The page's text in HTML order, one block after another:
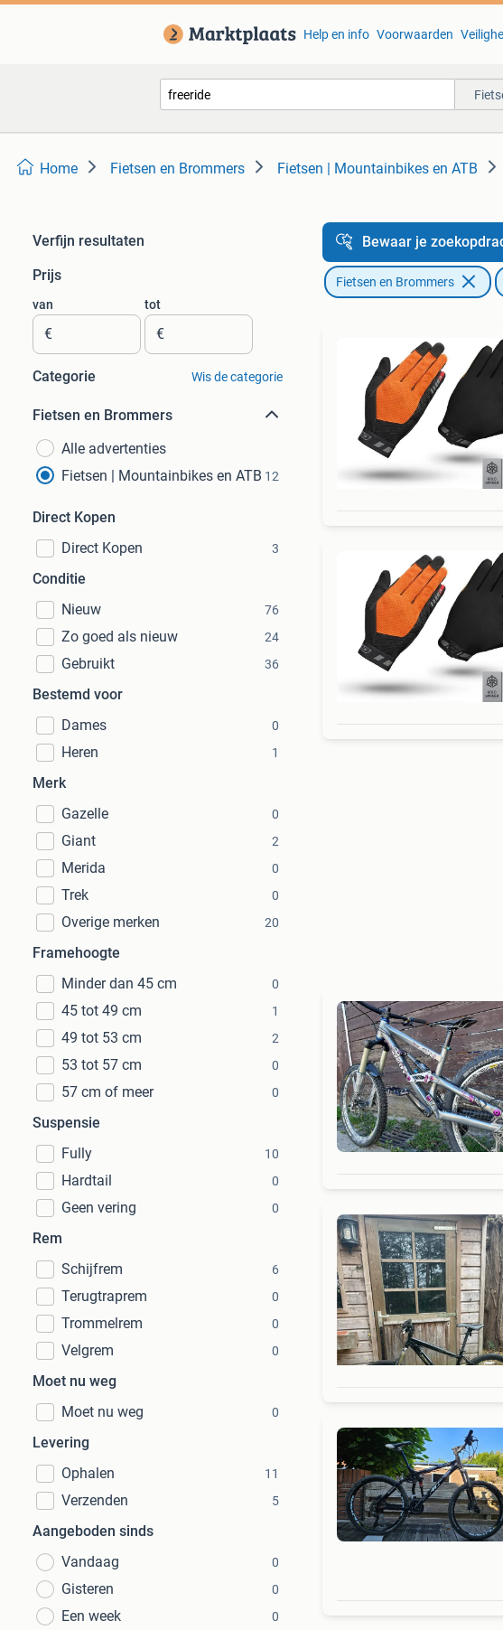
Help en info Voorwaarden
Home Fietsen en Brommers Fietsen | Mountainbikes en ATB
Verfijn resultaten
Prijs
van
€
tot
€
Categorie Wis de categorie
Fietsen en Brommers
Alle advertenties
Fietsen | Mountainbikes en ATB 12
Direct Kopen
Direct Kopen
3
Conditie
Nieuw
76
Zo goed als nieuw 24
Gebruikt 36
Bestemd voor
Dames
0
Heren 1
Merk
Gazelle
0
Giant 2
Merida 0
Trek 0
Overige merken 20
Framehoogte
Minder dan 45 cm
0
45 tot 49 cm 1
49 tot 53 cm 2
53 tot 57 cm 0
57 cm of meer 0
Suspensie
Fully
10
Hardtail 0
Geen vering 0
Rem
Schijfrem
6
Terugtraprem 0
Trommelrem 0
Velgrem 0
Moet nu weg
Moet nu weg
0
Levering
Ophalen
11
Verzenden 5
Aangeboden sinds
Vandaag
0
Gisteren 0
Een week 0
Bewaar je
Fietsen en Brommers